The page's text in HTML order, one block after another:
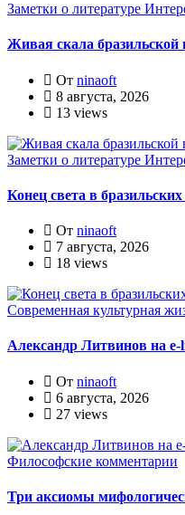
Заметки о литературе
Живая скала бразильской
От ninaoft
8 августа, 2026
13 views
Заметки о литературе
Конец света в бразильских
От ninaoft
7 августа, 2026
18 views
Современная культурная
Александр Литвинов на
От ninaoft
6 августа, 2026
27 views
Философские комментарии
Три аксиомы